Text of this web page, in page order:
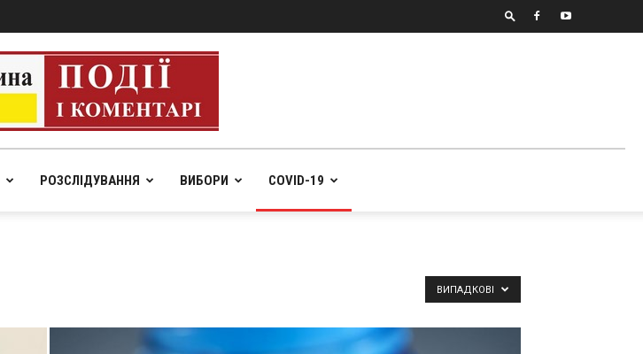
pik.in.ua
РОЗСЛІДУВАННЯ ВИБОРИ COVID-19
ВИПАДКОВІ